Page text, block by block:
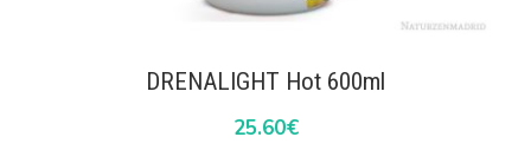
DRENALIGHT Hot 600ml
25.60€